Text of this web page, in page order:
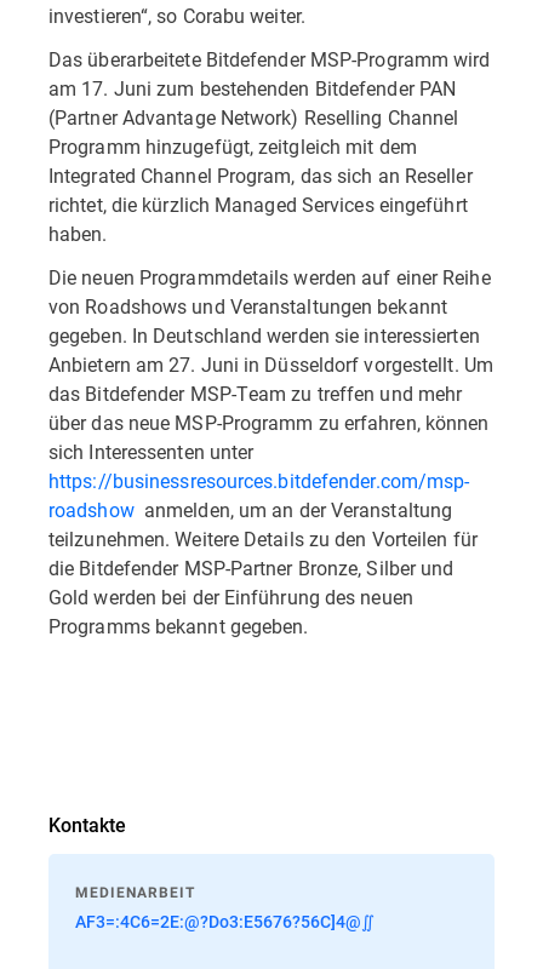
investieren“, so Corabu weiter.
Das überarbeitete Bitdefender MSP-Programm wird
am 17. Juni zum bestehenden Bitdefender PAN
(Partner Advantage Network) Reselling Channel
Programm hinzugefügt, zeitgleich mit dem
Integrated Channel Program, das sich an Reseller
richtet, die kürzlich Managed Services eingeführt
haben.
Die neuen Programmdetails werden auf einer Reihe
von Roadshows und Veranstaltungen bekannt
gegeben. In Deutschland werden sie interessierten
Anbietern am 27. Juni in Düsseldorf vorgestellt. Um
das Bitdefender MSP-Team zu treffen und mehr
über das neue MSP-Programm zu erfahren, können
sich Interessenten unter
https://businessresources.bitdefender.com/msp-
roadshowanmelden, um an der Veranstaltung
teilzunehmen. Weitere Details zu den Vorteilen für
die Bitdefender MSP-Partner Bronze, Silber und
Gold werden bei der Einführung des neuen
Programms bekannt gegeben.
Kontakte
MEDIENARBEIT
AF3=:4C6=2E:@?Do3:E5676?56C]4@∬